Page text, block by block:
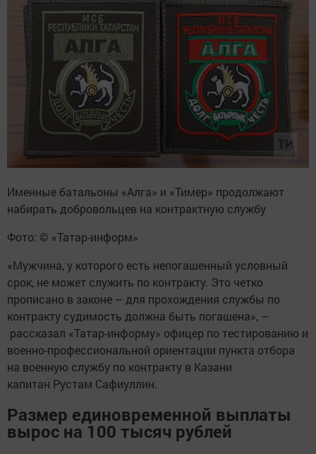
Именные батальоны «Алга» и «Тимер» продолжают
набирать добровольцев на контрактную службу
Фото: © «Татар-информ»
«Мужчина, у которого есть непогашенный условный
срок, не может служить по контракту. Это четко
прописано в законе – для прохождения службы по
контракту судимость должна быть погашена», –
рассказал «Татар-информу» офицер по тестированию и
военно-профессиональной ориентации пункта отбора
на военную службу по контракту в Казани
капитан Рустам Сафиуллин.
Размер единовременной выплаты
вырос на 100 тысяч рублей